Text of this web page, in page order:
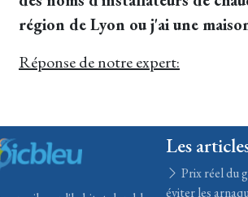
région de Lyon ou j'ai une
Réponse de notre expert:
Les
Prix réel du
éviter les